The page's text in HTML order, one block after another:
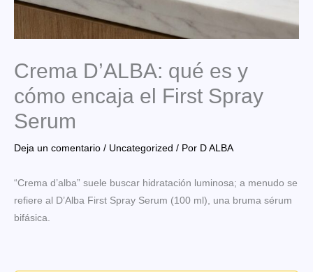
Crema D’ALBA: qué es y
cómo encaja el First Spray
Serum
Deja un comentario / Uncategorized / Por D ALBA
“Crema d’alba” suele buscar hidratación luminosa; a menudo se
refiere al D’Alba First Spray Serum (100 ml), una bruma sérum
bifásica.